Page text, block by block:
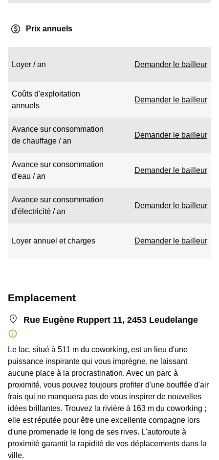
Prix annuels
Loyer / an Demander le bailleur
Coûts d'exploitation
annuels
Demander le bailleur
Avance sur consommation
de chauffage / an
Demander le bailleur
Avance sur consommation
d'eau / an
Demander le bailleur
Avance sur consommation
d'électricité / an
Demander le bailleur
Loyer annuel et charges Demander le bailleur
Emplacement
Rue Eugène Ruppert 11, 2453 Leudelange
Le lac, situé à 511 m du coworking, est un lieu d'une
puissance inspirante qui vous imprègne, ne laissant
aucune place à la procrastination. Avec un parc à
proximité, vous pouvez toujours profiter d'une bouffée d'air
frais qui ne manquera pas de vous inspirer de nouvelles
idées brillantes. Trouvez la rivière à 163 m du coworking ;
elle est réputée pour être une excellente compagne lors
d'une promenade le long de ses rives. L'autoroute à
proximité garantit la rapidité de vos déplacements dans la
ville.